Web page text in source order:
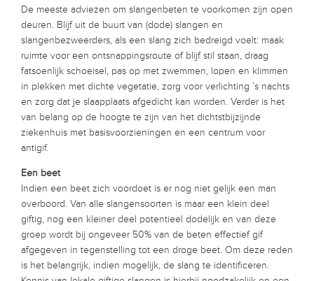
De meeste adviezen om slangenbeten te voorkomen zijn open
deuren. Blijf uit de buurt van (dode) slangen en
slangenbezweerders, als een slang zich bedreigd voelt: maak
ruimte voor een ontsnappingsroute of blijf stil staan, draag
fatsoenlijk schoeisel, pas op met zwemmen, lopen en klimmen
in plekken met dichte vegetatie, zorg voor verlichting ’s nachts
en zorg dat je slaapplaats afgedicht kan worden. Verder is het
van belang op de hoogte te zijn van het dichtstbijzijnde
ziekenhuis met basisvoorzieningen en een centrum voor
antigif.
Een beet
Indien een beet zich voordoet is er nog niet gelijk een man
overboord. Van alle slangensoorten is maar een klein deel
giftig, nog een kleiner deel potentieel dodelijk en van deze
groep wordt bij ongeveer 50% van de beten effectief gif
afgegeven in tegenstelling tot een droge beet. Om deze reden
is het belangrijk, indien mogelijk, de slang te identificeren.